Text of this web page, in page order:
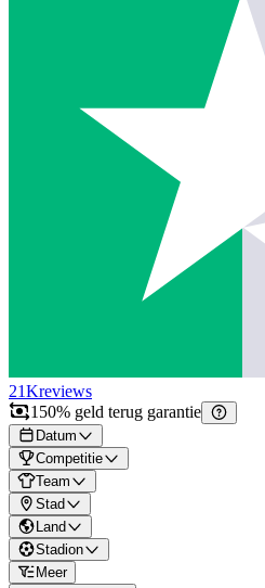
21Kreviews
150% geld terug garantie
Datum
Competitie
Team
Stad
Land
Stadion
Meer